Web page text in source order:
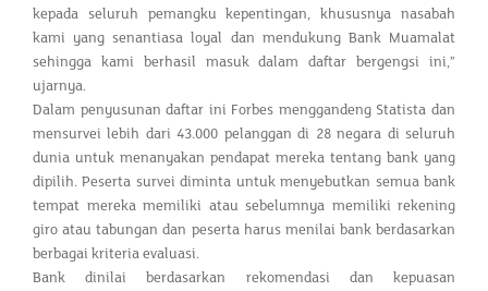
kepada seluruh pemangku kepentingan, khususnya nasabah
kami yang senantiasa loyal dan mendukung Bank Muamalat
sehingga kami berhasil masuk dalam daftar bergengsi ini,”
ujarnya.
Dalam penyusunan daftar ini Forbes menggandeng Statista dan
mensurvei lebih dari 43.000 pelanggan di 28 negara di seluruh
dunia untuk menanyakan pendapat mereka tentang bank yang
dipilih. Peserta survei diminta untuk menyebutkan semua bank
tempat mereka memiliki atau sebelumnya memiliki rekening
giro atau tabungan dan peserta harus menilai bank berdasarkan
berbagai kriteria evaluasi.
Bank dinilai berdasarkan rekomendasi dan kepuasan